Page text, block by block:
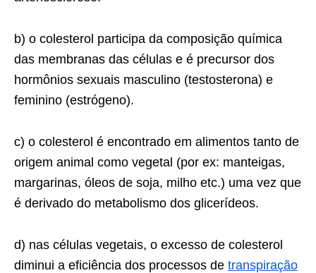
b) o colesterol participa da composição química
das membranas das células e é precursor dos
hormônios sexuais masculino (testosterona) e
feminino (estrógeno).
c) o colesterol é encontrado em alimentos tanto de
origem animal como vegetal (por ex: manteigas,
margarinas, óleos de soja, milho etc.) uma vez que
é derivado do metabolismo dos glicerídeos.
d) nas células vegetais, o excesso de colesterol
diminui a eficiência dos processos de transpiração